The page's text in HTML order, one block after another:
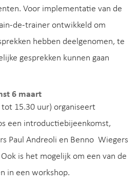
Voor implementatie van de
de-trainer ontwikkeld om
hebben deelgenomen, te
gesprekken kunnen gaan
6 maart
15.30 uur) organiseert
een introductiebijeenkomst,
Paul Andreoli en Benno Wiegers
is het mogelijk om een van de
in een workshop.